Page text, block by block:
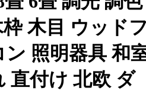
木目 ウッド
照明器具 和
直付け 北欧 ダ